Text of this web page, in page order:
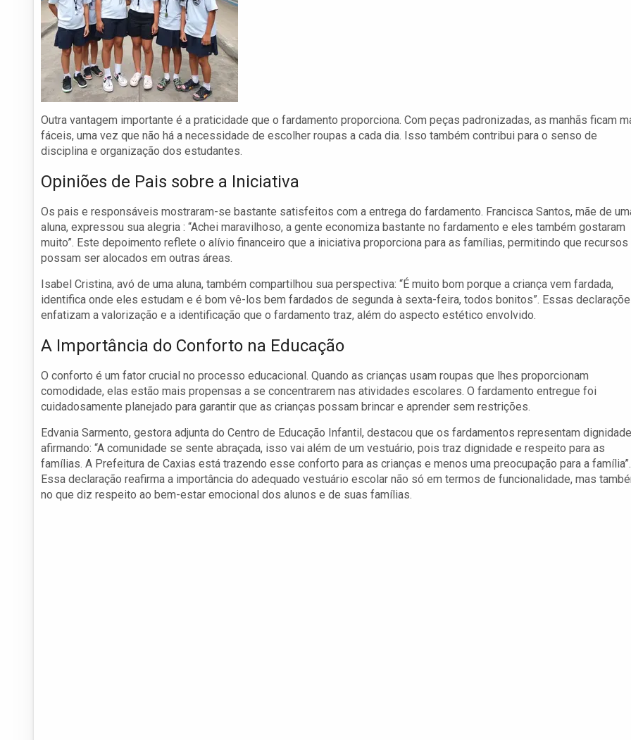
Outra vantagem importante é a praticidade que o fardamento proporciona. Com peças padronizadas, as manhãs ficam
fáceis, uma vez que não há a necessidade de escolher roupas a cada dia. Isso também contribui para o senso de
disciplina e organização dos estudantes.
Opiniões de Pais sobre a Iniciativa
Os pais e responsáveis mostraram-se bastante satisfeitos com a entrega do fardamento. Francisca Santos, mãe de
aluna, expressou sua alegria : “Achei maravilhoso, a gente economiza bastante no fardamento e eles também gostaram
muito”. Este depoimento reflete o alívio financeiro que a iniciativa proporciona para as famílias, permitindo que recursos
possam ser alocados em outras áreas.
Isabel Cristina, avó de uma aluna, também compartilhou sua perspectiva: “É muito bom porque a criança vem fardada,
identifica onde eles estudam e é bom vê-los bem fardados de segunda à sexta-feira, todos bonitos”. Essas
enfatizam a valorização e a identificação que o fardamento traz, além do aspecto estético envolvido.
A Importância do Conforto na Educação
O conforto é um fator crucial no processo educacional. Quando as crianças usam roupas que lhes proporcionam
comodidade, elas estão mais propensas a se concentrarem nas atividades escolares. O fardamento entregue foi
cuidadosamente planejado para garantir que as crianças possam brincar e aprender sem restrições.
Edvania Sarmento, gestora adjunta do Centro de Educação Infantil, destacou que os fardamentos representam
afirmando: “A comunidade se sente abraçada, isso vai além de um vestuário, pois traz dignidade e respeito para as
famílias. A Prefeitura de Caxias está trazendo esse conforto para as crianças e menos uma preocupação para a família”.
Essa declaração reafirma a importância do adequado vestuário escolar não só em termos de funcionalidade, mas
no que diz respeito ao bem-estar emocional dos alunos e de suas famílias.